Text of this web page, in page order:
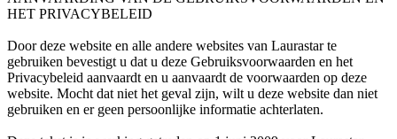
HET PRIVACYBELEID
Door deze website en alle andere websites van Laurastar te
gebruiken bevestigt u dat u deze Gebruiksvoorwaarden en het
Privacybeleid aanvaardt en u aanvaardt de voorwaarden op deze
website. Mocht dat niet het geval zijn, wilt u deze website dan niet
gebruiken en er geen persoonlijke informatie achterlaten.